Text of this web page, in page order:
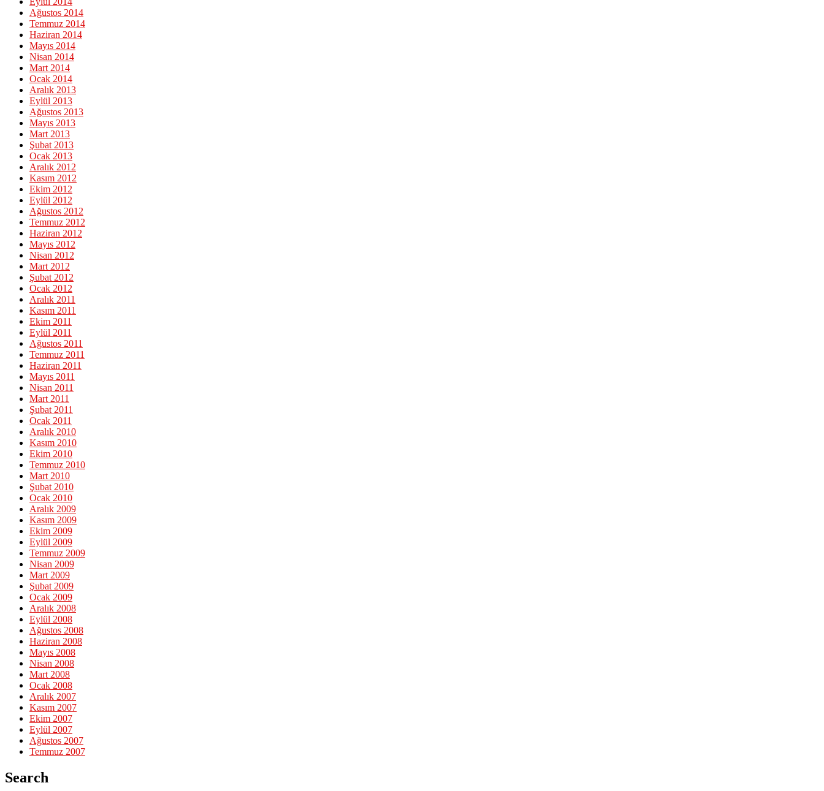
Ağustos 2014
Temmuz 2014
Haziran 2014
Mayıs 2014
Nisan 2014
Mart 2014
Ocak 2014
Aralık 2013
Eylül 2013
Ağustos 2013
Mayıs 2013
Mart 2013
Şubat 2013
Ocak 2013
Aralık 2012
Kasım 2012
Ekim 2012
Eylül 2012
Ağustos 2012
Temmuz 2012
Haziran 2012
Mayıs 2012
Nisan 2012
Mart 2012
Şubat 2012
Ocak 2012
Aralık 2011
Kasım 2011
Ekim 2011
Eylül 2011
Ağustos 2011
Temmuz 2011
Haziran 2011
Mayıs 2011
Nisan 2011
Mart 2011
Şubat 2011
Ocak 2011
Aralık 2010
Kasım 2010
Ekim 2010
Temmuz 2010
Mart 2010
Şubat 2010
Ocak 2010
Aralık 2009
Kasım 2009
Ekim 2009
Eylül 2009
Temmuz 2009
Nisan 2009
Mart 2009
Şubat 2009
Ocak 2009
Aralık 2008
Eylül 2008
Ağustos 2008
Haziran 2008
Mayıs 2008
Nisan 2008
Mart 2008
Ocak 2008
Aralık 2007
Kasım 2007
Ekim 2007
Eylül 2007
Ağustos 2007
Temmuz 2007
Search